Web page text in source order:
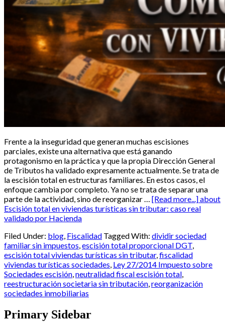
Frente a la inseguridad que generan muchas escisiones
parciales, existe una alternativa que está ganando
protagonismo en la práctica y que la propia Dirección General
de Tributos ha validado expresamente actualmente. Se trata de
la escisión total en estructuras familiares. En estos casos, el
enfoque cambia por completo. Ya no se trata de separar una
parte de la actividad, sino de reorganizar … [Read more...]about
Escisión total en viviendas turísticas sin tributar: caso real
validado por Hacienda
Filed Under: blog Fiscalidad Tagged With: dividir sociedad
familiar sin impuestos escisión total proporcional DGT
escisión total viviendas turísticas sin tributar, fiscalidad
viviendas turísticas sociedades Ley 27/2014 Impuesto sobre
Sociedades escisión neutralidad fiscal escisión total
reestructuración societaria sin tributación reorganización
sociedades inmobiliarias
Primary Sidebar